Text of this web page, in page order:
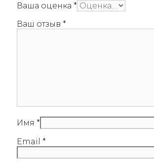
Ваша оценка *
Ваш отзыв *
Имя *
Email *